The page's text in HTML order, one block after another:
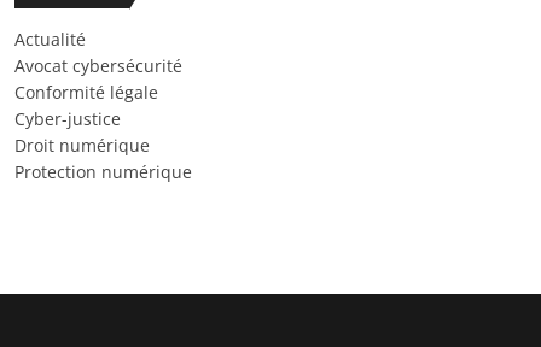
Actualité
Avocat cybersécurité
Conformité légale
Cyber-justice
Droit numérique
Protection numérique